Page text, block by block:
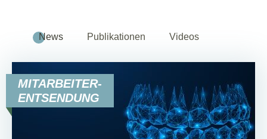
News Publikationen Videos
MITARBEITER-
ENTSENDUNG